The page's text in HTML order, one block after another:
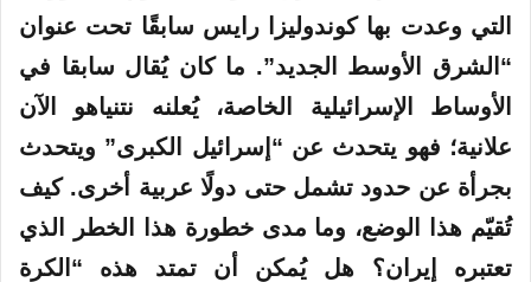
التي وعدت بها كوندوليزا رايس سابقًا تحت عنوان
“الشرق الأوسط الجديد”. ما كان يُقال سابقا في
الأوساط الإسرائيلية الخاصة، يُعلنه نتنياهو الآن
علانية؛ فهو يتحدث عن “إسرائيل الكبرى” ويتحدث
بجرأة عن حدود تشمل حتى دولًا عربية أخرى. كيف
تُقيّم هذا الوضع، وما مدى خطورة هذا الخطر الذي
تعتبره إيران؟ هل يُمكن أن تمتد هذه “الكرة